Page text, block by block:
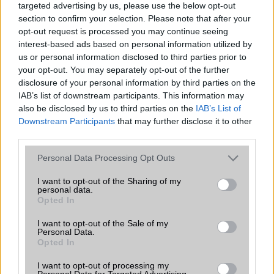
targeted advertising by us, please use the below opt-out
section to confirm your selection. Please note that after your
opt-out request is processed you may continue seeing
interest-based ads based on personal information utilized by
us or personal information disclosed to third parties prior to
your opt-out. You may separately opt-out of the further
disclosure of your personal information by third parties on the
IAB’s list of downstream participants. This information may
also be disclosed by us to third parties on the IAB’s List of
Downstream Participants that may further disclose it to other
Please note that this website/app uses one or more Google
not limited to your visit or usage behaviour. You may click to
grant or deny consent to Google and its third-party tags to
use your data for below specified purposes in below Google
consent section.
Personal Data Processing Opt Outs
I want to opt-out of the Sharing of my
personal data.
Opted In
I want to opt-out of the Sale of my
Personal Data.
Opted In
I want to opt-out of processing my
kategóriában.
Strava 2025 Trendjelentés: az Apple
Watch a legnépszerűbb okosóra
2025.12.03| 9to5mac
A Strava idei sporttrend-jelentése szerint az Apple Watch
vezeti a felhasználók kedvenc okosóráinak listáját 2025-
ben.
KAPCSOLÓDÓ HÍREK
A Telekom a legjobb Európában
Lenyűgöző kijelzővel, mesterséges intelligenciával és
Galaxy A27 5G